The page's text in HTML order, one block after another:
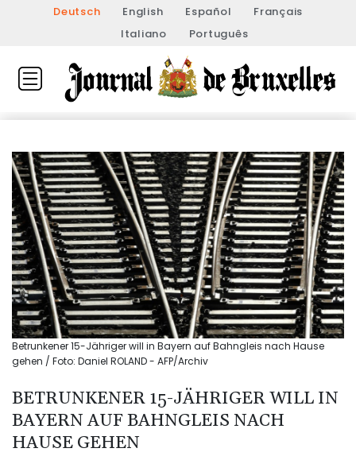
Deutsch English Español
Français
Italiano
Português
Betrunkener 15-Jähriger will in Bayern auf Bahngleis nach Hause
gehen / Foto: Daniel ROLAND - AFP/Archiv
BETRUNKENER 15-JÄHRIGER WILL IN
BAYERN AUF BAHNGLEIS NACH
HAUSE GEHEN